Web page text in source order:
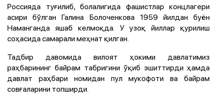
Россияда туғилиб, болалигида фашистлар концлагери
асири бўлган Галина Болоченкова 1959 йилдан буён
Наманганда яшаб келмоқда. У узоқ йиллар қурилиш
соҳасида самарали меҳнат қилган.
Тадбир давомида вилоят ҳокими давлатимиз
раҳбарининг байрам табригини ўқиб эшиттирди ҳамда
давлат раҳбари номидан пул мукофоти ва байрам
совғаларини топширди.